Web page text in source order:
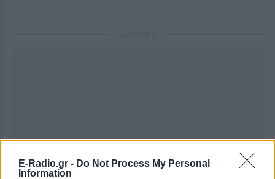
E-Radio.gr - Do Not Process My Personal
Information